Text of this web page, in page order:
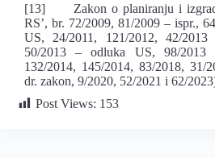
[13] Zakon o planiranju i
RS’, br. 72/2009, 81/2009 – ispr.,
US, 24/2011, 121/2012, 42/
50/2013 – odluka US, 98/2013
132/2014, 145/2014, 83/2018, 31/
dr. zakon, 9/2020, 52/2021 i 62/
Post Views: 153